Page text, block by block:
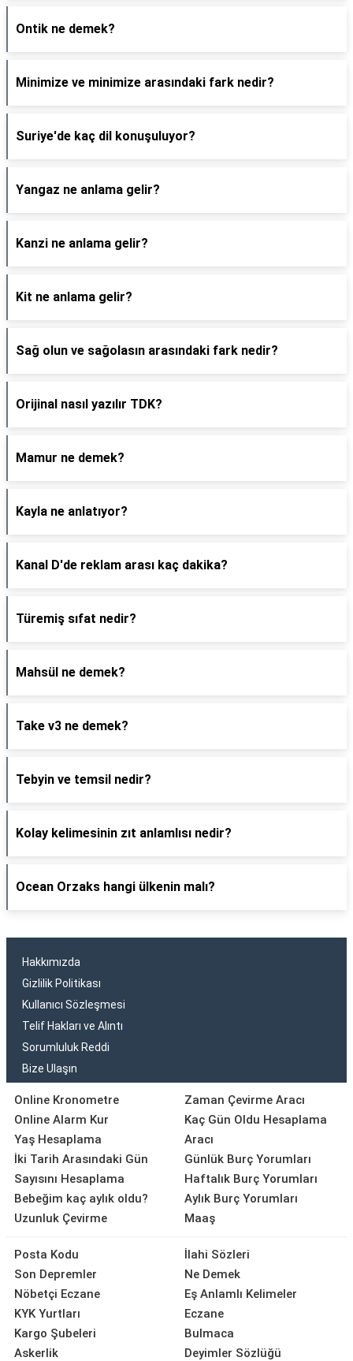
Ontik ne demek?
Minimize ve minimize arasındaki fark nedir?
Suriye'de kaç dil konuşuluyor?
Yangaz ne anlama gelir?
Kanzi ne anlama gelir?
Kit ne anlama gelir?
Sağ olun ve sağolasın arasındaki fark nedir?
Orijinal nasıl yazılır TDK?
Mamur ne demek?
Kayla ne anlatıyor?
Kanal D'de reklam arası kaç dakika?
Türemiş sıfat nedir?
Mahsül ne demek?
Take v3 ne demek?
Tebyin ve temsil nedir?
Kolay kelimesinin zıt anlamlısı nedir?
Ocean Orzaks hangi ülkenin malı?
Hakkımızda
Gizlilik Politikası
Kullanıcı Sözleşmesi
Telif Hakları ve Alıntı
Sorumluluk Reddi
Bize Ulaşın
Online Kronometre
Online Alarm Kur
Yaş Hesaplama
İki Tarih Arasındaki Gün
Sayısını Hesaplama
Bebeğim kaç aylık oldu?
Uzunluk Çevirme
Zaman Çevirme Aracı
Kaç Gün Oldu Hesaplama
Aracı
Günlük Burç Yorumları
Haftalık Burç Yorumları
Aylık Burç Yorumları
Maaş
Posta Kodu
Son Depremler
Nöbetçi Eczane
KYK Yurtları
Kargo Şubeleri
Askerlik
İlahi Sözleri
Ne Demek
Eş Anlamlı Kelimeler
Eczane
Bulmaca
Deyimler Sözlüğü